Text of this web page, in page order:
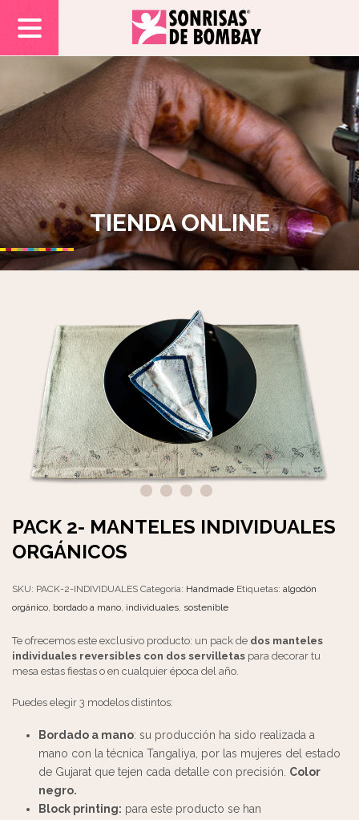
TIENDA ONLINE
PACK 2- MANTELES INDIVIDUALES
ORGÁNICOS
SKU: PACK-2-INDIVIDUALES Categoría: Handmade Etiquetas: algodón
orgánico bordado a mano individuales sostenible
Te ofrecemos este exclusivo producto: un pack de dos manteles
individuales reversibles con dos servilletas para decorar tu
mesa estas fiestas o en cualquier época del año.
Puedes elegir 3 modelos distintos:
Bordado a mano: su producción ha sido realizada a
mano con la técnica Tangaliya, por las mujeres del estado
de Gujarat que tejen cada detalle con precisión. Color
negro.
Block printing: para este producto se han